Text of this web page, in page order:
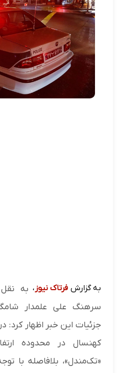
به گزارش فرتاک نیوز ، به
سرهنگ علی علمدار
جزئیات این خبر اظهار
کهنسال در محدوده
«تک‌مندل»، بلافاصله با